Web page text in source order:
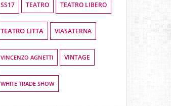
SS17 TEATRO TEATRO LIBERO
TEATRO LITTA VIASATERNA
VINCENZO AGNETTI VINTAGE
WHITE TRADE SHOW